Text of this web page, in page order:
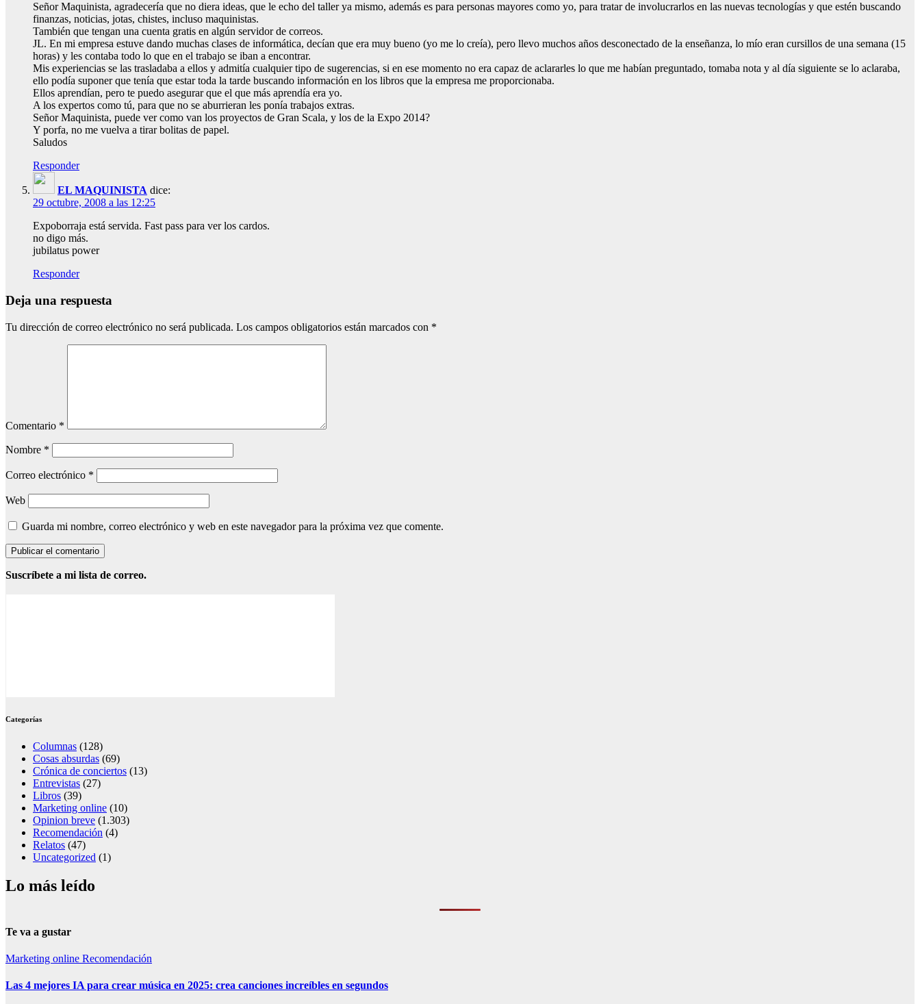
Señor Maquinista, agradecería que no diera ideas, que le echo del taller ya mismo, además es para personas mayores como yo, para tratar de involucrarlos en las nuevas tecnologías y que estén buscando
finanzas, noticias, jotas, chistes, incluso maquinistas.
También que tengan una cuenta gratis en algún servidor de correos.
JL. En mi empresa estuve dando muchas clases de informática, decían que era muy bueno (yo me lo creía), pero llevo muchos años desconectado de la enseñanza, lo mío eran cursillos de una semana (15
horas) y les contaba todo lo que en el trabajo se iban a encontrar.
Mis experiencias se las trasladaba a ellos y admitía cualquier tipo de sugerencias, si en ese momento no era capaz de aclararles lo que me habían preguntado, tomaba nota y al día siguiente se lo aclaraba,
ello podía suponer que tenía que estar toda la tarde buscando información en los libros que la empresa me proporcionaba.
Ellos aprendían, pero te puedo asegurar que el que más aprendía era yo.
A los expertos como tú, para que no se aburrieran les ponía trabajos extras.
Señor Maquinista, puede ver como van los proyectos de Gran Scala, y los de la Expo 2014?
Y porfa, no me vuelva a tirar bolitas de papel.
Saludos
Responder
EL MAQUINISTA dice:
29 octubre, 2008 a las 12:25
Expoborraja está servida. Fast pass para ver los cardos.
no digo más.
jubilatus power
Responder
Deja una respuesta
Tu dirección de correo electrónico no será publicada. Los campos obligatorios están marcados con *
Comentario *
Nombre *
Correo electrónico *
Web
Guarda mi nombre, correo electrónico y web en este navegador para la próxima vez que comente.
Suscríbete a mi lista de correo.
Categorías
Columnas (128)
Cosas absurdas (69)
Crónica de conciertos (13)
Entrevistas (27)
Libros (39)
Marketing online (10)
Opinion breve (1.303)
Recomendación (4)
Relatos (47)
Uncategorized (1)
Lo más leído
Te va a gustar
Marketing online Recomendación
Las 4 mejores IA para crear música en 2025: crea canciones increíbles en segundos